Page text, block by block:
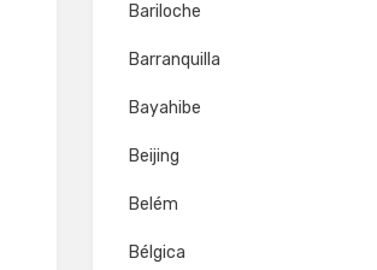
Bariloche
Barranquilla
Bayahibe
Beijing
Belém
Bélgica